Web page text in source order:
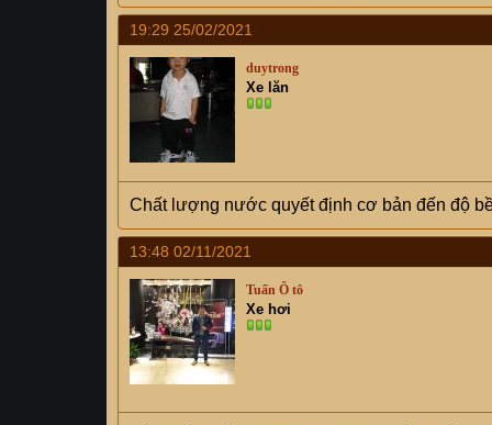
19:29 25/02/2021
duytrong
Xe lăn
Chất lượng nước quyết định cơ bản đến độ
13:48 02/11/2021
Tuấn Ô tô
Xe hơi